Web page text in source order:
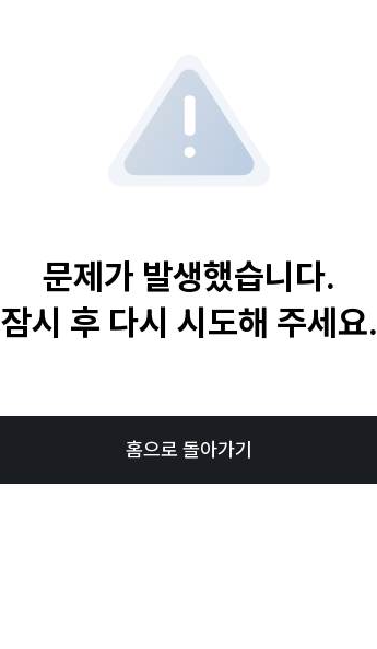
문제가 발생했습니다.
잠시 후 다시 시도해 주세요.
홈으로 돌아가기